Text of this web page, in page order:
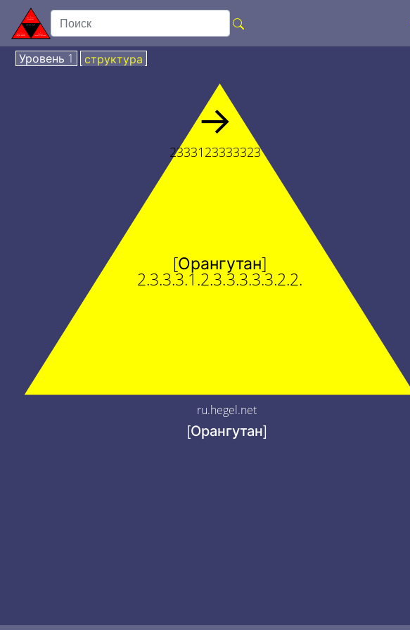
Уровень 1 структура
[Орангутан]
2.3.3.3.1.2.3.3.3.3.3.2.2.
→
2333123333323
ru.hegel.net
[Орангутан]